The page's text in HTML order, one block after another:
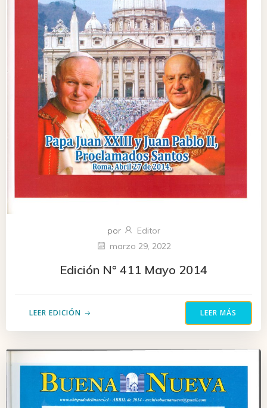
por
Editor
marzo 29, 2022
Edición N° 411 Mayo 2014
LEER EDICIÓN LEER MÁS